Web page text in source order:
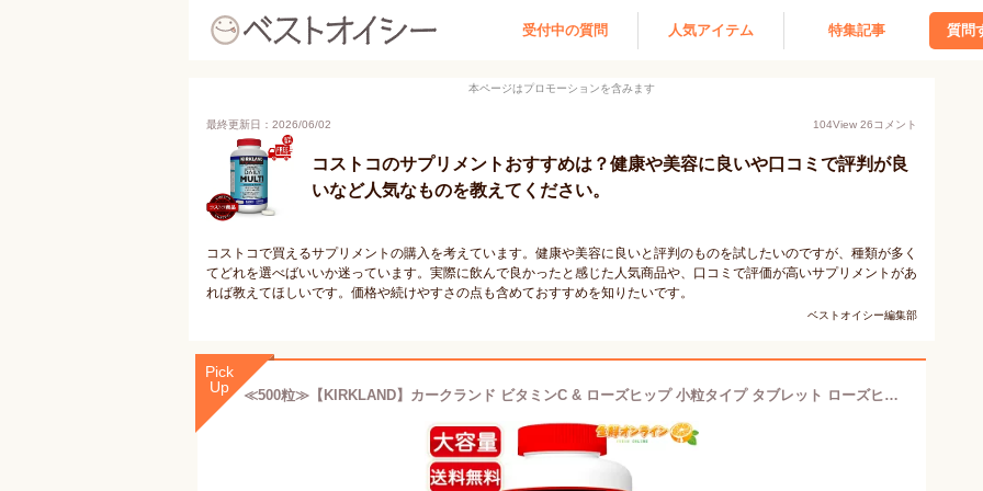
受付中の質問 人気アイテム 特集記事 質問
本ページはプロモーションを含みます
最終更新日：2026/06/02 104View 26コメント
コストコのサプリメントおすすめは？健康や美容に良いや口コミで評判が良
いなど人気なものを教えてください。
コストコで買えるサプリメントの購入を考えています。健康や美容に良いと評判のものを試したいのですが、種類が多く
てどれを選べばいいか迷っています。実際に飲んで良かったと感じた人気商品や、口コミで評価が高いサプリメントがあ
れば教えてほしいです。価格や続けやすさの点も含めておすすめを知りたいです。
ベストオイシー編集部
Pick
Up
≪500粒≫【KIRKLAND】カークランド ビタミンC & ローズヒップ 小粒タイプ タブレット ローズヒップパウダー入りビタミン サプリ サプリメント ビタミンC 美容 健康 Kirkland Signature Vitamin C with Rose Hips【costco コストコ コストコ通販】★送料無料★